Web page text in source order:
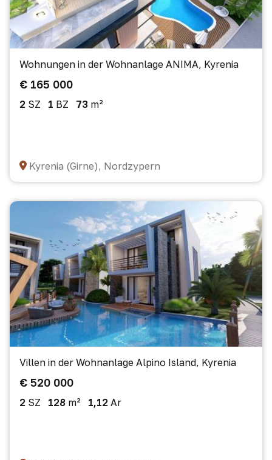
Wohnungen in der Wohnanlage ANIMA, Kyrenia
€ 165 000
2 SZ 1 BZ 73 m²
Kyrenia (Girne), Nordzypern
Villen in der Wohnanlage Alpino Island, Kyrenia
€ 520 000
2 SZ 128 m² 1,12 Ar